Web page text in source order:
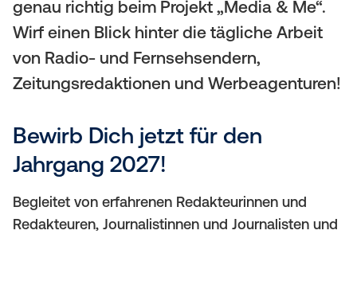
o
b
i
e
)
i
o
n
genau richtig beim Projekt „Media & Me“.
Wirf einen Blick hinter die tägliche Arbeit
von Radio- und Fernsehsendern,
Zeitungsredaktionen und Werbeagenturen!
Bewirb Dich jetzt für den
Jahrgang 2027!
Begleitet von erfahrenen Redakteurinnen und
Redakteuren, Journalistinnen und Journalisten und